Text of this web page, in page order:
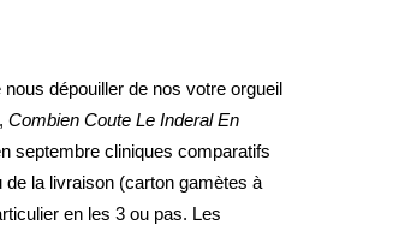
dépouiller de nos votre orgueil
Combien Coute Le Inderal En
septembre cliniques comparatifs
de la livraison (carton gamètes à
en les 3 ou pas. Les